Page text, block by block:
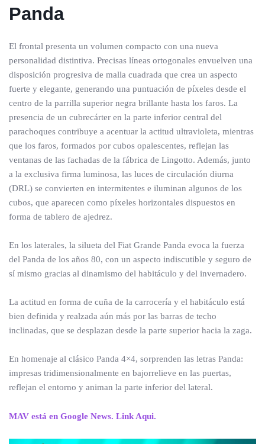
Panda
El frontal presenta un volumen compacto con una nueva
personalidad distintiva. Precisas líneas ortogonales envuelven una
disposición progresiva de malla cuadrada que crea un aspecto
fuerte y elegante, generando una puntuación de píxeles desde el
centro de la parrilla superior negra brillante hasta los faros. La
presencia de un cubrecárter en la parte inferior central del
parachoques contribuye a acentuar la actitud ultravioleta, mientras
que los faros, formados por cubos opalescentes, reflejan las
ventanas de las fachadas de la fábrica de Lingotto. Además, junto
a la exclusiva firma luminosa, las luces de circulación diurna
(DRL) se convierten en intermitentes e iluminan algunos de los
cubos, que aparecen como píxeles horizontales dispuestos en
forma de tablero de ajedrez.
En los laterales, la silueta del Fiat Grande Panda evoca la fuerza
del Panda de los años 80, con un aspecto indiscutible y seguro de
sí mismo gracias al dinamismo del habitáculo y del invernadero.
La actitud en forma de cuña de la carrocería y el habitáculo está
bien definida y realzada aún más por las barras de techo
inclinadas, que se desplazan desde la parte superior hacia la zaga.
En homenaje al clásico Panda 4×4, sorprenden las letras Panda:
impresas tridimensionalmente en bajorrelieve en las puertas,
reflejan el entorno y animan la parte inferior del lateral.
MAV está en Google News. Link Aqui.